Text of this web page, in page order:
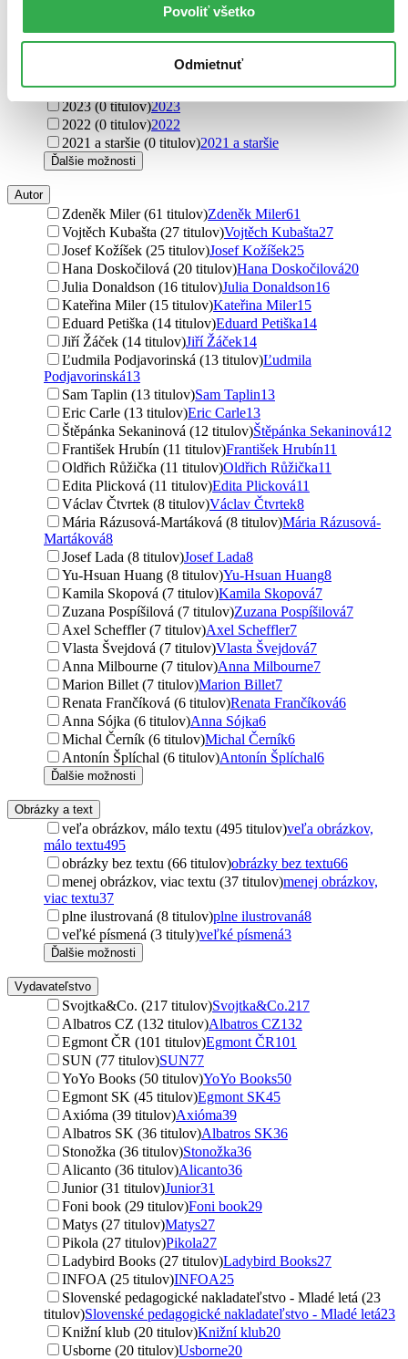
Povoliť všetko
Odmietnuť
Rok vydania
2025
2024 (0 titulov)2024
2023 (0 titulov)2023
2022 (0 titulov)2022
2021 a staršie (0 titulov)2021 a staršie
Ďalšie možnosti
Autor
Zdeněk Miler (61 titulov)Zdeněk Miler61
Vojtěch Kubašta (27 titulov)Vojtěch Kubašta27
Josef Kožíšek (25 titulov)Josef Kožíšek25
Hana Doskočilová (20 titulov)Hana Doskočilová20
Julia Donaldson (16 titulov)Julia Donaldson16
Kateřina Miler (15 titulov)Kateřina Miler15
Eduard Petiška (14 titulov)Eduard Petiška14
Jiří Žáček (14 titulov)Jiří Žáček14
Ľudmila Podjavorinská (13 titulov)Ľudmila
Podjavorinská13
Sam Taplin (13 titulov)Sam Taplin13
Eric Carle (13 titulov)Eric Carle13
Štěpánka Sekaninová (12 titulov)Štěpánka Sekaninová12
František Hrubín (11 titulov)František Hrubín11
Oldřich Růžička (11 titulov)Oldřich Růžička11
Edita Plicková (11 titulov)Edita Plicková11
Václav Čtvrtek (8 titulov)Václav Čtvrtek8
Mária Rázusová-Martáková (8 titulov)Mária Rázusová-
Martáková8
Josef Lada (8 titulov)Josef Lada8
Yu-Hsuan Huang (8 titulov)Yu-Hsuan Huang8
Kamila Skopová (7 titulov)Kamila Skopová7
Zuzana Pospíšilová (7 titulov)Zuzana Pospíšilová7
Axel Scheffler (7 titulov)Axel Scheffler7
Vlasta Švejdová (7 titulov)Vlasta Švejdová7
Anna Milbourne (7 titulov)Anna Milbourne7
Marion Billet (7 titulov)Marion Billet7
Renata Frančíková (6 titulov)Renata Frančíková6
Anna Sójka (6 titulov)Anna Sójka6
Michal Černík (6 titulov)Michal Černík6
Antonín Šplíchal (6 titulov)Antonín Šplíchal6
Ďalšie možnosti
Obrázky a text
veľa obrázkov, málo textu (495 titulov)veľa obrázkov,
málo textu495
obrázky bez textu (66 titulov)obrázky bez textu66
menej obrázkov, viac textu (37 titulov)menej obrázkov,
viac textu37
plne ilustrovaná (8 titulov)plne ilustrovaná8
veľké písmená (3 tituly)veľké písmená3
Ďalšie možnosti
Vydavateľstvo
Svojtka&Co. (217 titulov)Svojtka&Co.217
Albatros CZ (132 titulov)Albatros CZ132
Egmont ČR (101 titulov)Egmont ČR101
SUN (77 titulov)SUN77
YoYo Books (50 titulov)YoYo Books50
Egmont SK (45 titulov)Egmont SK45
Axióma (39 titulov)Axióma39
Albatros SK (36 titulov)Albatros SK36
Stonožka (36 titulov)Stonožka36
Alicanto (36 titulov)Alicanto36
Junior (31 titulov)Junior31
Foni book (29 titulov)Foni book29
Matys (27 titulov)Matys27
Pikola (27 titulov)Pikola27
Ladybird Books (27 titulov)Ladybird Books27
INFOA (25 titulov)INFOA25
Slovenské pedagogické nakladateľstvo - Mladé letá (23
titulov)Slovenské pedagogické nakladateľstvo - Mladé letá23
Knižní klub (20 titulov)Knižní klub20
Usborne (20 titulov)Usborne20